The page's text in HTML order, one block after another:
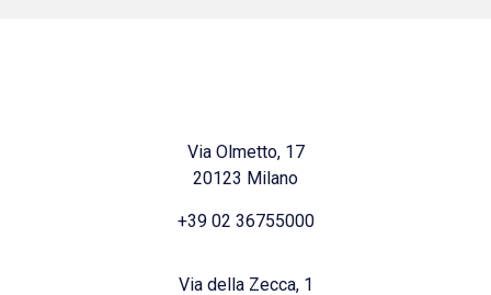
Via Olmetto, 17
20123 Milano
+39 02 36755000
Via della Zecca, 1